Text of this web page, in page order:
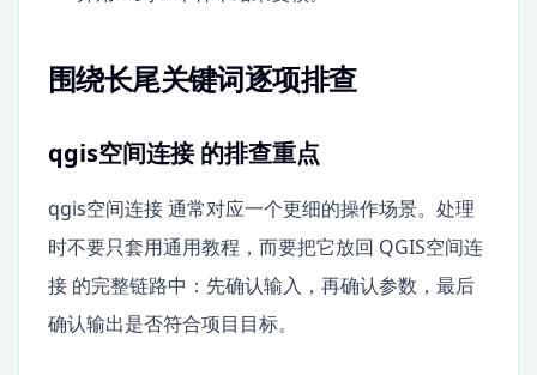
围绕长尾关键词逐项排查
qgis空间连接 的排查重点
qgis空间连接 通常对应一个更细的操作场景。处理
时不要只套用通用教程，而要把它放回 QGIS空间连
接 的完整链路中：先确认输入，再确认参数，最后
确认输出是否符合项目目标。